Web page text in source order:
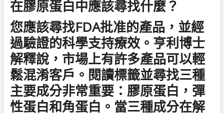
在膠原蛋白中應該尋找什麼？
您應該尋找FDA批准的產品，並經
過驗證的科學支持療效。亨利博士
解釋說，市場上有許多產品可以輕
鬆混淆客戶。閱讀標籤並尋找三種
主要成分非常重要：膠原蛋白，彈
性蛋白和角蛋白。當三種成分在解